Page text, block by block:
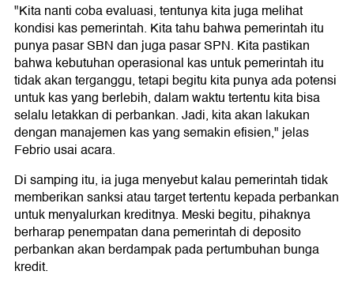
"Kita nanti coba evaluasi, tentunya kita juga melihat
kondisi kas pemerintah. Kita tahu bahwa pemerintah itu
punya pasar SBN dan juga pasar SPN. Kita pastikan
bahwa kebutuhan operasional kas untuk pemerintah itu
tidak akan terganggu, tetapi begitu kita punya ada potensi
untuk kas yang berlebih, dalam waktu tertentu kita bisa
selalu letakkan di perbankan. Jadi, kita akan lakukan
dengan manajemen kas yang semakin efisien," jelas
Febrio usai acara.
Di samping itu, ia juga menyebut kalau pemerintah tidak
memberikan sanksi atau target tertentu kepada perbankan
untuk menyalurkan kreditnya. Meski begitu, pihaknya
berharap penempatan dana pemerintah di deposito
perbankan akan berdampak pada pertumbuhan bunga
kredit.